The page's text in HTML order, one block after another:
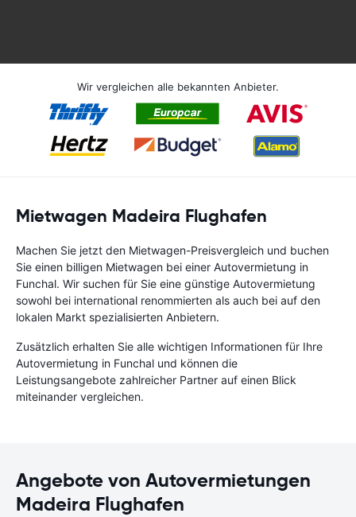
Wir vergleichen alle bekannten Anbieter.
Mietwagen Madeira Flughafen
Machen Sie jetzt den Mietwagen-Preisvergleich und buchen
Sie einen billigen Mietwagen bei einer Autovermietung in
Funchal. Wir suchen für Sie eine günstige Autovermietung
sowohl bei international renommierten als auch bei auf den
lokalen Markt spezialisierten Anbietern.
Zusätzlich erhalten Sie alle wichtigen Informationen für Ihre
Autovermietung in Funchal und können die
Leistungsangebote zahlreicher Partner auf einen Blick
miteinander vergleichen.
Angebote von Autovermietungen
Madeira Flughafen